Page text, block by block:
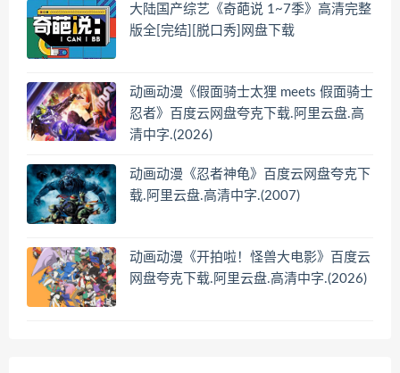
大陆国产综艺《奇葩说 1~7季》高清完整
版全[完结][脱口秀]网盘下载
动画动漫《假面骑士太狸 meets 假面骑士
忍者》百度云网盘夸克下载.阿里云盘.高
清中字.(2026)
动画动漫《忍者神龟》百度云网盘夸克下
载.阿里云盘.高清中字.(2007)
动画动漫《开拍啦！怪兽大电影》百度云
网盘夸克下载.阿里云盘.高清中字.(2026)